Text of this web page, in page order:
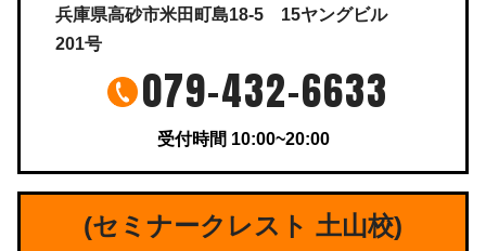
兵庫県高砂市米田町島18-5 15ヤングビル
201号
079-432-6633
受付時間 10:00~20:00
(セミナークレスト 土山校)